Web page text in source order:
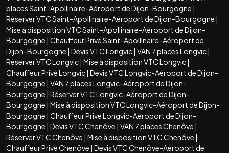
places Saint-Apollinaire-Aéroport de Dijon-Bourgogne |
Réserver VTC Saint-Apollinaire-Aéroport de Dijon-Bourgogne |
Mise à disposition VTC Saint-Apollinaire-Aéroport de Dijon-
Bourgogne | Chauffeur Privé Saint-Apollinaire-Aéroport de
Dijon-Bourgogne | Devis VTC Longvic| VAN 7 places Longvic|
Réserver VTC Longvic| Mise à disposition VTC Longvic|
Chauffeur Privé Longvic| Devis VTC Longvic-Aéroport de Dijon-
Bourgogne | VAN 7 places Longvic-Aéroport de Dijon-
Bourgogne | Réserver VTC Longvic-Aéroport de Dijon-
Bourgogne | Mise à disposition VTC Longvic-Aéroport de Dijon-
Bourgogne | Chauffeur Privé Longvic-Aéroport de Dijon-
Bourgogne | Devis VTC Chenôve | VAN 7 places Chenôve |
Réserver VTC Chenôve | Mise à disposition VTC Chenôve |
Chauffeur Privé Chenôve | Devis VTC Chenôve-Aéroport de